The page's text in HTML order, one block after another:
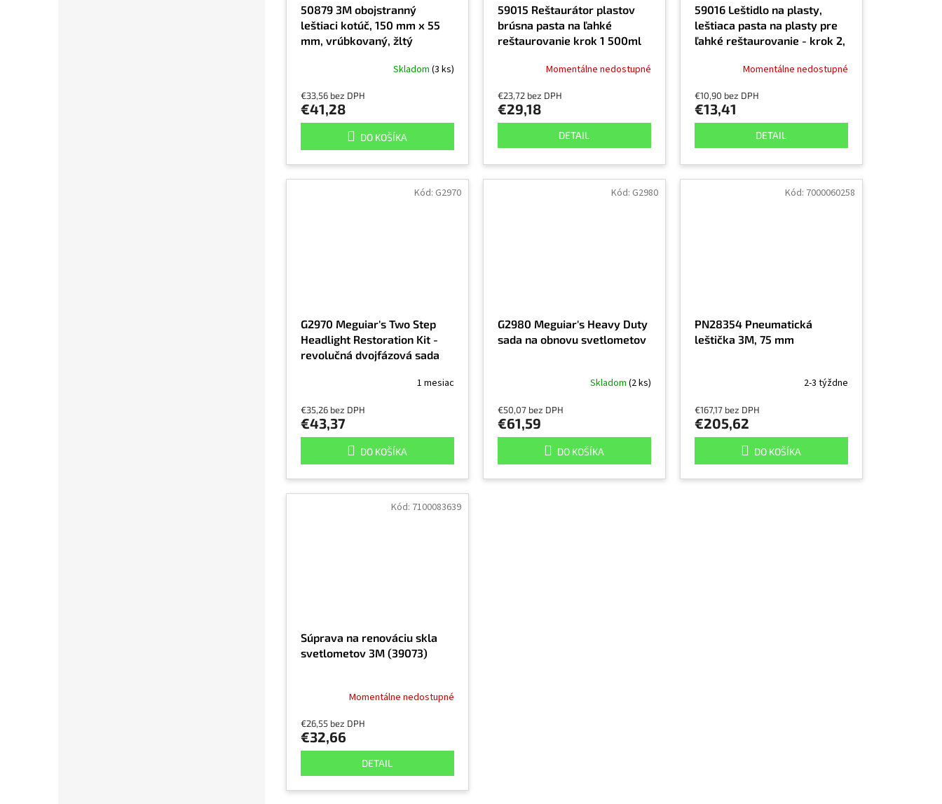
50879 3M obojstranný
leštiaci kotúč, 150 mm x 55
mm, vrúbkovaný, žltý
Skladom (3 ks)
€33,56 bez DPH
€41,28
DO KOŠÍKA
59015 Reštaurátor plastov
brúsna pasta na ľahké
reštaurovanie krok 1 500ml
Momentálne nedostupné
€23,72 bez DPH
€29,18
DETAIL
59016 Leštidlo na plasty,
leštiaca pasta na plasty pre
ľahké reštaurovanie - krok 2,
Momentálne nedostupné
€10,90 bez DPH
€13,41
DETAIL
G2970 Meguiar's Two Step
Headlight Restoration Kit -
revolučná dvojfázová sada
1 mesiac
€35,26 bez DPH
€43,37
DO KOŠÍKA
Kód: G2970
G2980 Meguiar's Heavy Duty
sada na obnovu svetlometov
Skladom (2 ks)
€50,07 bez DPH
€61,59
DO KOŠÍKA
Kód: G2980
PN28354 Pneumatická
leštička 3M, 75 mm
2-3 týždne
€167,17 bez DPH
€205,62
DO KOŠÍKA
Kód: 7000060258
Súprava na renováciu skla
svetlometov 3M (39073)
Momentálne nedostupné
€26,55 bez DPH
€32,66
DETAIL
Kód: 7100083639